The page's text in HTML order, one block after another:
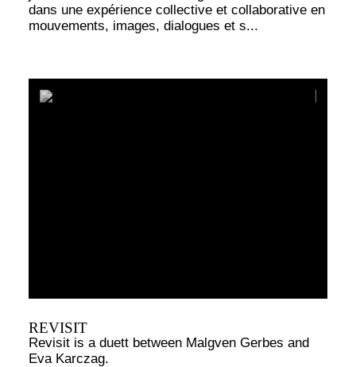
dans une expérience collective et collaborative en
mouvements, images, dialogues et s...
REVISIT
Revisit is a duett between Malgven Gerbes and
Eva Karczag.